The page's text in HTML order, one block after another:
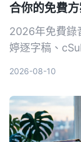
合你的免費
2026年免費錄
婷逐字稿、
2026-08-10